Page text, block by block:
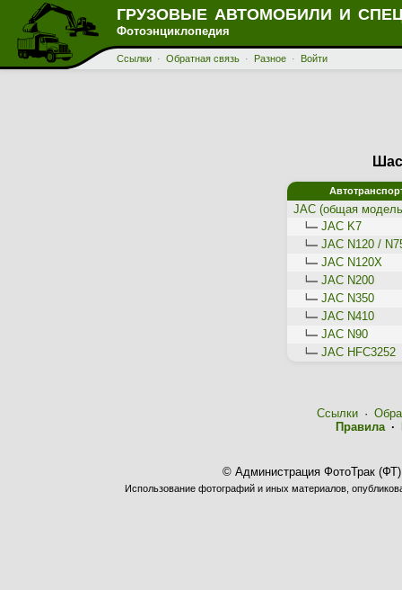
ГРУЗОВЫЕ АВТОМОБИЛИ И
Фотоэнциклопедия
Ссылки · Обратная связь · Разное · Войти
JAC (общая
JAC K7
JAC N120 /
JAC N120X
JAC N200
JAC N350
JAC N410
JAC N90
JAC НFС3252
Ссылки·
Правила·
© Администрация ФотоТрак
Использование фотографий и иных материалов,